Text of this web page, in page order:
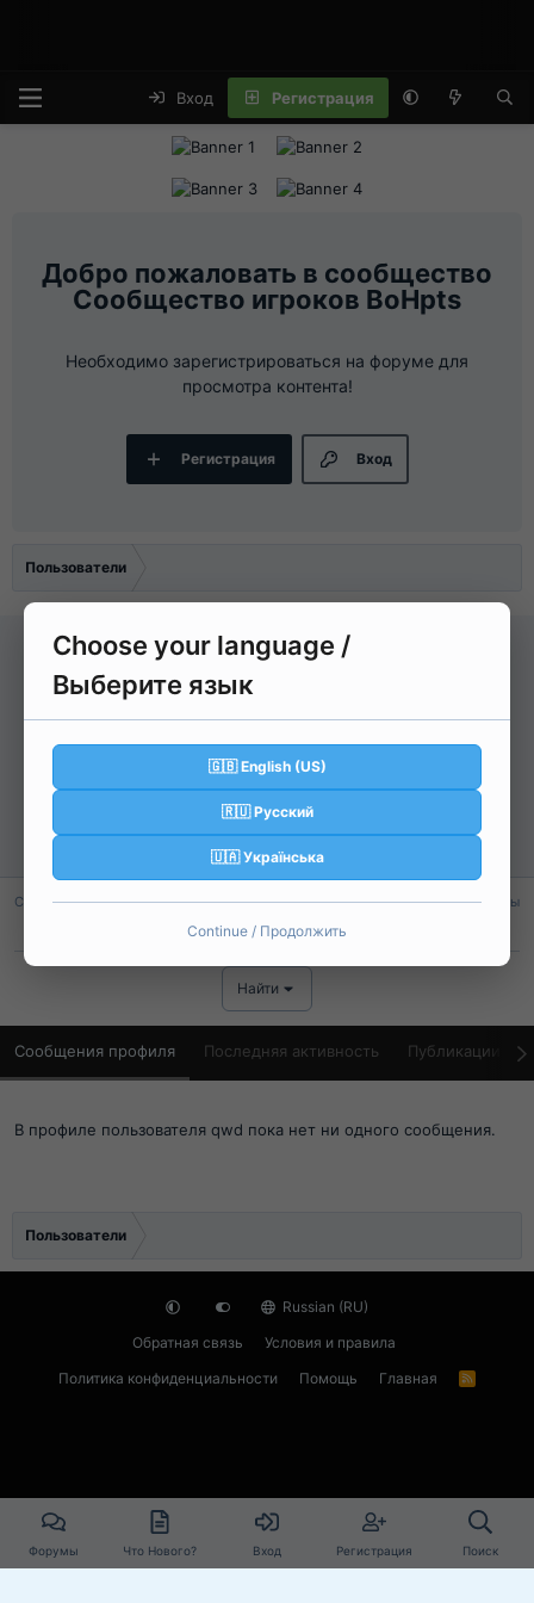
Вход Регистрация
Сообщество игроков BoHpts
Необходимо зарегистрироваться на форуме для
просмотра контента!
Вход
Регистрация
Пользователи
Q
qwd
Регистрация
Активность Вчера в 14:10
Сообщения Реакции
1
Баллы
Найти
Сообщения профиля Последняя активность Публикации
В профиле пользователя qwd пока нет ни одного сообщения.
Пользователи
Russian (RU)
Обратная связь
Условия и правила
Политика конфиденциальности
Помощь Главная
R
Форумы Что Нового? Вход Регистрация Поиск
Choose your language /
Выберите язык
🇬🇧 English (US)
🇷🇺 Русский
🇺🇦 Українська
Continue / Продолжить